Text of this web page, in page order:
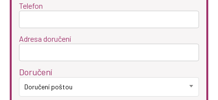
Telefon
Adresa doručení
Doručení
Doručení poštou